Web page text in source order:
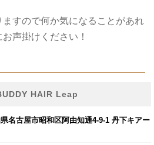
すので何か気になることがあれ
声掛けください！
HAIR Leap
名古屋市昭和区阿由知通4-9-1 丹下キアー